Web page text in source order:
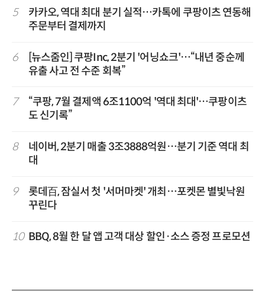
5
카카오, 역대 최대 분기 실적…카톡에 쿠팡이츠 연동해
주문부터 결제까지
6
[뉴스줌인] 쿠팡Inc, 2분기 '어닝쇼크'…“내년 중순께
유출 사고 전 수준 회복”
7
“쿠팡, 7월 결제액 6조1100억 '역대 최대'…쿠팡이츠
도 신기록”
8
네이버, 2분기 매출 3조3888억원…분기 기준 역대 최
대
9
롯데百, 잠실서 첫 '서머마켓' 개최…포켓몬 별빛낙원
꾸린다
10 BBQ, 8월 한 달 앱 고객 대상 할인·소스 증정 프로모션